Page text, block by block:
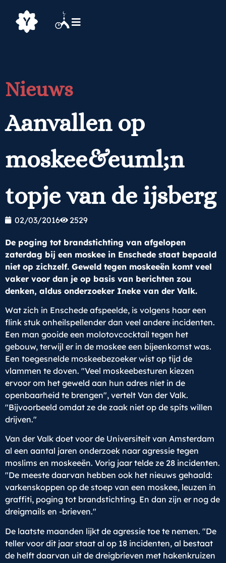
Nieuws
Aanvallen op
moskee&euml;n
topje van de ijsberg
02/03/2016 2529
De poging tot brandstichting van afgelopen
zaterdag bij een moskee in Enschede staat bepaald
niet op zichzelf. Geweld tegen moskeeën komt veel
vaker voor dan je op basis van berichten zou
denken, aldus onderzoeker Ineke van der Valk.
Wat zich in Enschede afspeelde, is volgens haar een
flink stuk onheilspellender dan veel andere incidenten.
Een man gooide een molotovcocktail tegen het
gebouw, terwijl er in de moskee een bijeenkomst was.
Een toegesnelde moskeebezoeker wist op tijd de
vlammen te doven. "Veel moskeebesturen kiezen
ervoor om het geweld aan hun adres niet in de
openbaarheid te brengen", vertelt Van der Valk.
"Bijvoorbeeld omdat ze de zaak niet op de spits willen
drijven."
Van der Valk doet voor de Universiteit van Amsterdam
al een aantal jaren onderzoek naar agressie tegen
moslims en moskeeën. Vorig jaar telde ze 28 incidenten.
"De meeste daarvan hebben ook het nieuws gehaald:
varkenskoppen op de stoep van een moskee, leuzen in
graffiti, poging tot brandstichting. En dan zijn er nog de
dreigmails en -brieven."
De laatste maanden lijkt de agressie toe te nemen. "De
teller voor dit jaar staat al op 18 incidenten, al bestaat
de helft daarvan uit de dreigbrieven met hakenkruizen